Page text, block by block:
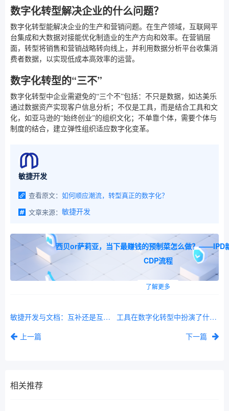
数字化转型解决企业的什么问题？
数字化转型能解决企业的生产和营销问题。在生产领域，互联网平
台集成和大数据对接能优化制造业的生产方向和效率。在营销层
面，转型将销售和营销战略转向线上，并利用数据分析平台收集消
费者数据，以实现低成本高效率的运营。
数字化转型的“三不”
数字化转型中企业需避免的“三个不”包括：不只是数据，如达美乐
通过数据资产实现客户信息分析；不仅是工具，而是结合工具和文
化，如亚马逊的“始终创业”的组织文化；不单靠个体，需要个体与
制度的结合，建立弹性组织适应数字化变革。
敏捷开发
查看原文： 如何顺应潮流，转型真正的数字化？
文章来源： 敏捷开发
西贝or萨莉亚，当下最赚钱的预制菜怎么做？——IPD
CDP流程
了解更多
敏捷开发与文档：互补还是互斥？
上一篇
工具在数字化转型中扮演了什么样的角色？
下一篇
相关推荐